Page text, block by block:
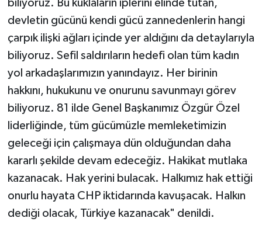
biliyoruz. Bu kuklaların iplerini elinde tutan,
devletin gücünü kendi gücü zannedenlerin hangi
çarpık ilişki ağları içinde yer aldığını da detaylarıyla
biliyoruz. Sefil saldırıların hedefi olan tüm kadın
yol arkadaşlarımızın yanındayız. Her birinin
hakkını, hukukunu ve onurunu savunmayı görev
biliyoruz. 81 ilde Genel Başkanımız Özgür Özel
liderliğinde, tüm gücümüzle memleketimizin
geleceği için çalışmaya dün olduğundan daha
kararlı şekilde devam edeceğiz. Hakikat mutlaka
kazanacak. Hak yerini bulacak. Halkımız hak ettiği
onurlu hayata CHP iktidarında kavuşacak. Halkın
dediği olacak, Türkiye kazanacak" denildi.